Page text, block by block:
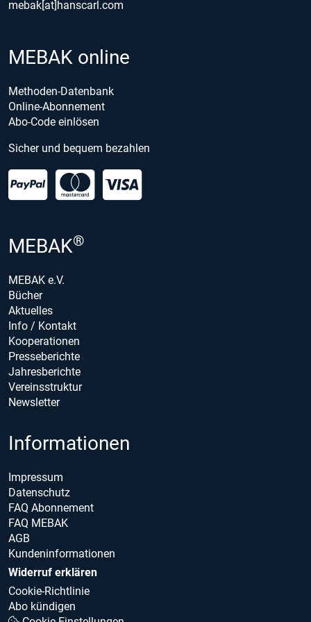
mebak[at]hanscarl.com
MEBAK online
Methoden-Datenbank
Online-Abonnement
Abo-Code einlösen
Sicher und bequem bezahlen
MEBAK®
MEBAK e.V.
Bücher
Aktuelles
Info / Kontakt
Kooperationen
Presseberichte
Jahresberichte
Vereinsstruktur
Newsletter
Informationen
Impressum
Datenschutz
FAQ Abonnement
FAQ MEBAK
AGB
Kundeninformationen
Widerruf erklären
Cookie-Richtlinie
Abo kündigen